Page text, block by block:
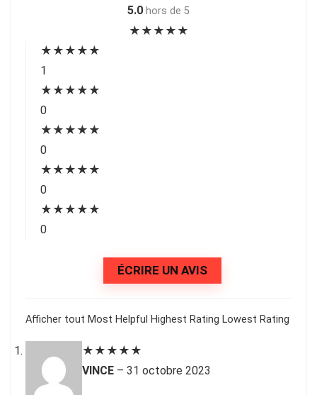
5.0 hors de 5
★ ★ ★ ★ ★
★ ★ ★ ★ ★
1
★ ★ ★ ★ ★
0
★ ★ ★ ★ ★
0
★ ★ ★ ★ ★
0
★ ★ ★ ★ ★
0
ÉCRIRE UN AVIS
Afficher tout Most Helpful Highest Rating Lowest Rating
★ ★ ★ ★ ★
VINCE – 31 octobre 2023